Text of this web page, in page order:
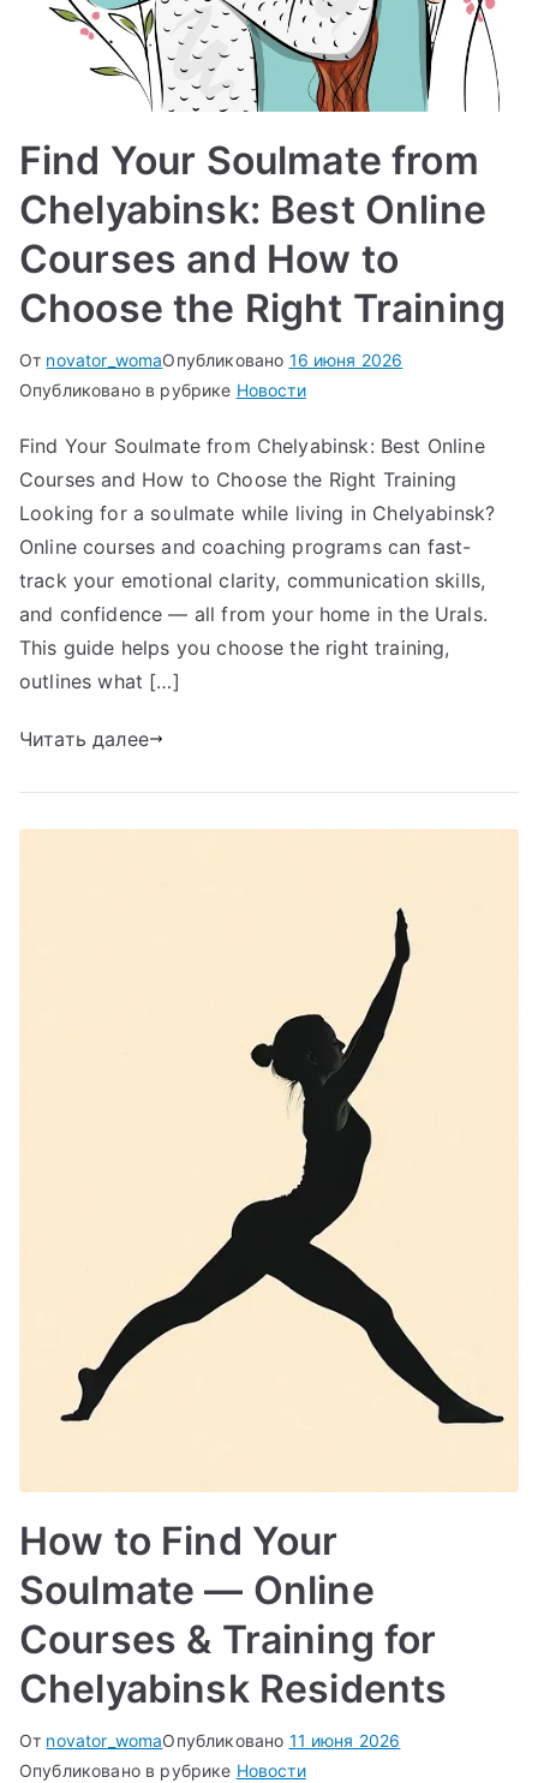
Find Your Soulmate from
Chelyabinsk: Best Online
Courses and How to
Choose the Right Training
От novator_womaОпубликовано 16 июня 2026
Опубликовано в рубрике Новости
Find Your Soulmate from Chelyabinsk: Best Online
Courses and How to Choose the Right Training
Looking for a soulmate while living in Chelyabinsk?
Online courses and coaching programs can fast-
track your emotional clarity, communication skills,
and confidence — all from your home in the Urals.
This guide helps you choose the right training,
outlines what […]
Читать далее
How to Find Your
Soulmate — Online
Courses & Training for
Chelyabinsk Residents
От novator_womaОпубликовано 11 июня 2026
Опубликовано в рубрике Новости